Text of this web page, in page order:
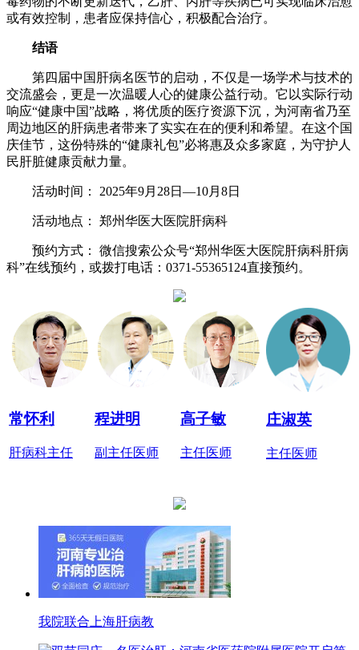
或有效控制，患者应保持信心，积极配合治疗。
结语
第四届中国肝病名医节的启动，不仅是一场学术与技术的
交流盛会，更是一次温暖人心的健康公益行动。它以实际行动
响应“健康中国”战略，将优质的医疗资源下沉，为河南省乃至
周边地区的肝病患者带来了实实在在的便利和希望。在这个国
庆佳节，这份特殊的“健康礼包”必将惠及众多家庭，为守护人
民肝脏健康贡献力量。
活动时间： 2025年9月28日—10月8日
活动地点： 郑州华医大医院肝病科
预约方式： 微信搜索公众号“郑州华医大医院肝病科肝病
科”在线预约，或拨打电话：0371-55365124直接预约。
常怀利
肝病科主任
程进明
副主任医师
高子敏
主任医师
庄淑英
主任医师
我院联合上海肝病教